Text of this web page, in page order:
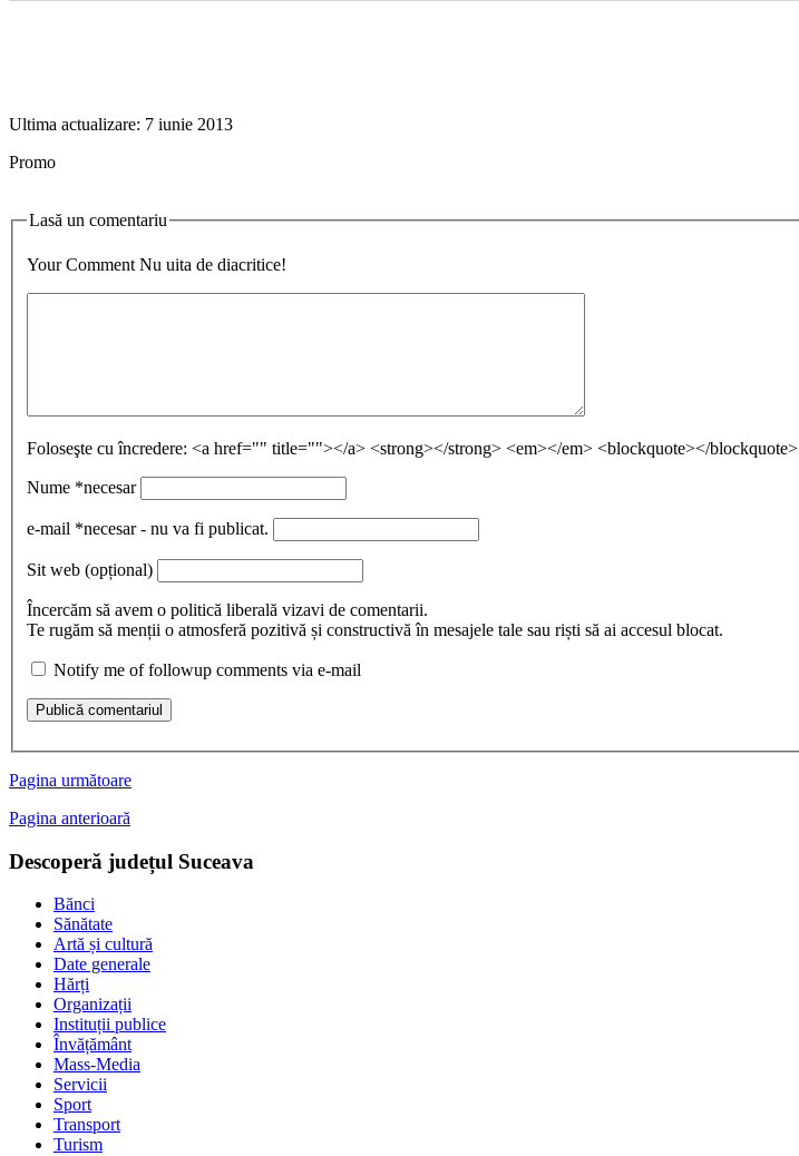
Ultima actualizare: 7 iunie 2013
Promo
Lasă un comentariu
Your Comment Nu uita de diacritice!
Foloseşte cu încredere: <a href="" title=""></a> <strong></strong> <em></em> <blockquote></blockquote>
Nume *necesar
e-mail *necesar - nu va fi publicat.
Sit web (opțional)
Încercăm să avem o politică liberală vizavi de comentarii.
Te rugăm să menții o atmosferă pozitivă și constructivă în mesajele tale sau riști să ai accesul blocat.
Notify me of followup comments via e-mail
Publică comentariul
Pagina următoare
Pagina anterioară
Descoperă județul Suceava
Bănci
Sănătate
Artă și cultură
Date generale
Hărți
Organizații
Instituții publice
Învățământ
Mass-Media
Servicii
Sport
Transport
Turism